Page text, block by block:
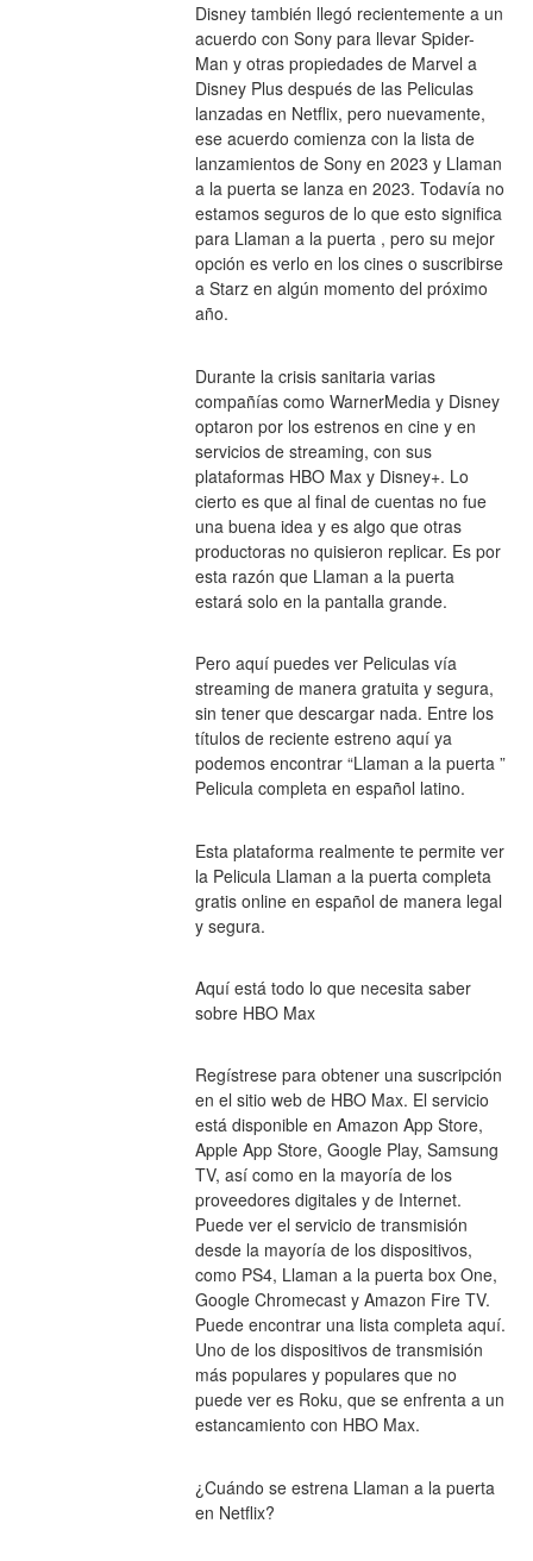
Disney también llegó recientemente a un
acuerdo con Sony para llevar Spider-
Man y otras propiedades de Marvel a
Disney Plus después de las Peliculas
lanzadas en Netflix, pero nuevamente,
ese acuerdo comienza con la lista de
lanzamientos de Sony en 2023 y Llaman
a la puerta se lanza en 2023. Todavía no
estamos seguros de lo que esto significa
para Llaman a la puerta , pero su mejor
opción es verlo en los cines o suscribirse
a Starz en algún momento del próximo
año.
Durante la crisis sanitaria varias
compañías como WarnerMedia y Disney
optaron por los estrenos en cine y en
servicios de streaming, con sus
plataformas HBO Max y Disney+. Lo
cierto es que al final de cuentas no fue
una buena idea y es algo que otras
productoras no quisieron replicar. Es por
esta razón que Llaman a la puerta
estará solo en la pantalla grande.
Pero aquí puedes ver Peliculas vía
streaming de manera gratuita y segura,
sin tener que descargar nada. Entre los
títulos de reciente estreno aquí ya
podemos encontrar “Llaman a la puerta ”
Pelicula completa en español latino.
Esta plataforma realmente te permite ver
la Pelicula Llaman a la puerta completa
gratis online en español de manera legal
y segura.
Aquí está todo lo que necesita saber
sobre HBO Max
Regístrese para obtener una suscripción
en el sitio web de HBO Max. El servicio
está disponible en Amazon App Store,
Apple App Store, Google Play, Samsung
TV, así como en la mayoría de los
proveedores digitales y de Internet.
Puede ver el servicio de transmisión
desde la mayoría de los dispositivos,
como PS4, Llaman a la puerta box One,
Google Chromecast y Amazon Fire TV.
Puede encontrar una lista completa aquí.
Uno de los dispositivos de transmisión
más populares y populares que no
puede ver es Roku, que se enfrenta a un
estancamiento con HBO Max.
¿Cuándo se estrena Llaman a la puerta
en Netflix?